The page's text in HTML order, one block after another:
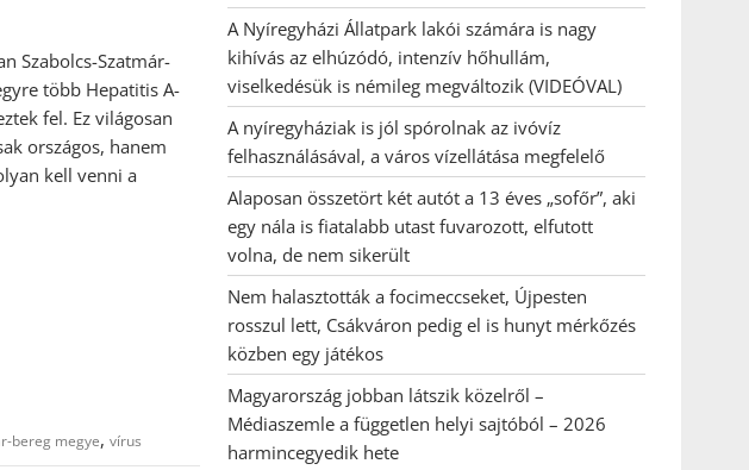
Szabolcs-Szatmár-
több Hepatitis A-
fel. Ez világosan
országos, hanem
kell venni a
bereg megye, vírus
A Nyíregyházi Állatpark lakói számára is nagy
kihívás az elhúzódó, intenzív hőhullám,
viselkedésük is némileg megváltozik (VIDEÓVAL)
A nyíregyháziak is jól spórolnak az ivóvíz
felhasználásával, a város vízellátása megfelelő
Alaposan összetört két autót a 13 éves „sofőr”, aki
egy nála is fiatalabb utast fuvarozott, elfutott
volna, de nem sikerült
Nem halasztották a focimeccseket, Újpesten
rosszul lett, Csákváron pedig el is hunyt mérkőzés
közben egy játékos
Magyarország jobban látszik közelről –
Médiaszemle a független helyi sajtóból – 2026
harmincegyedik hete